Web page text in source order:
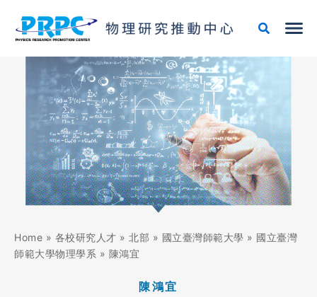
Home » 各校研究人才 » 北部 » 國立臺灣師範大學 » 國立臺灣
師範大學物理學系 » 陳鴻宜
陳鴻宜